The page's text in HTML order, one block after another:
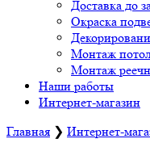
Доставка до
Окраска
Монтаж
Монтаж
Наши работы
Интернет-магазин
Главная ❯ Интернет-